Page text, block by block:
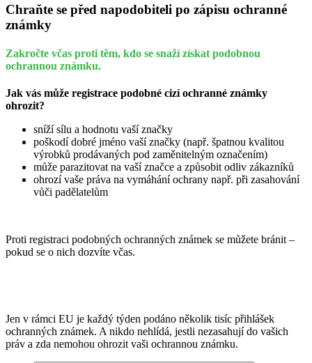
Chraňte se před napodobiteli po zápisu ochranné
známky
Zakročte včas proti těm, kdo se snaží získat podobnou
ochrannou známku.
Jak vás může registrace podobné cizí ochranné známky
ohrozit?
sníží sílu a hodnotu vaší značky
poškodí dobré jméno vaší značky (např. špatnou kvalitou
výrobků prodávaných pod zaměnitelným označením)
může parazitovat na vaší značce a způsobit odliv zákazníků
ohrozí vaše práva na vymáhání ochrany např. při zasahování
vůči padělatelům
Proti registraci podobných ochranných známek se můžete bránit –
pokud se o nich dozvíte včas.
Jen v rámci EU je každý týden podáno několik tisíc přihlášek
ochranných známek. A nikdo nehlídá, jestli nezasahují do vašich
práv a zda nemohou ohrozit vaši ochrannou známku.